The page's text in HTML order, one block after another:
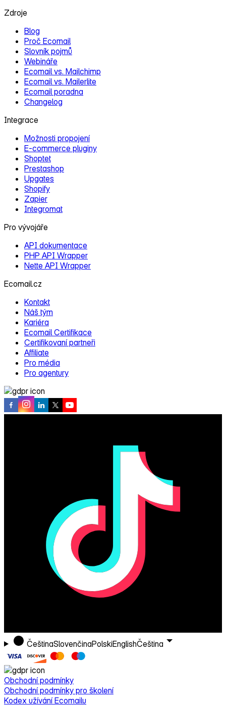
Zdroje
Blog
Proč Ecomail
Slovník pojmů
Webináře
Ecomail vs. Mailchimp
Ecomail vs. Mailerlite
Ecomail poradna
Changelog
Integrace
Možnosti propojení
E‑commerce pluginy
Shoptet
Prestashop
Upgates
Shopify
Zapier
Integromat
Pro vývojáře
API dokumentace
PHP API Wrapper
Nette API Wrapper
Ecomail.cz
Kontakt
Náš tým
Kariéra
Ecomail Certifikace
Certifikovaní partneři
Affiliate
Pro média
Pro agentury
ČeštinaSlovenčinaPolskiEnglishČeština
Obchodní podmínky
Obchodní podmínky pro školení
Kodex užívání Ecomailu